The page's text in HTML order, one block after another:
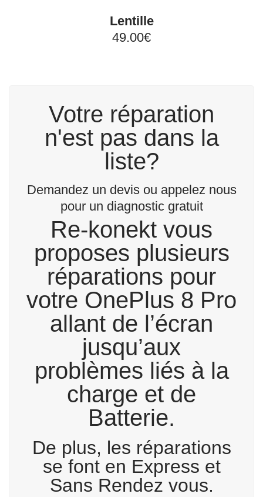
Lentille
49.00€
Votre réparation
n'est pas dans la
liste?
Demandez un devis ou appelez nous
pour un diagnostic gratuit
Re-konekt vous
proposes plusieurs
réparations pour
votre OnePlus 8 Pro
allant de l’écran
jusqu’aux
problèmes liés à la
charge et de
Batterie.
De plus, les réparations
se font en Express et
Sans Rendez vous.